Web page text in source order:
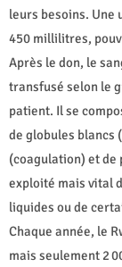
leurs besoins. Une
450 millilitres,
Après le don, le
transfusé selon le
patient. Il se
de globules blancs
(coagulation) et de
exploité mais vital
liquides ou de
Chaque année, le
mais seulement 2